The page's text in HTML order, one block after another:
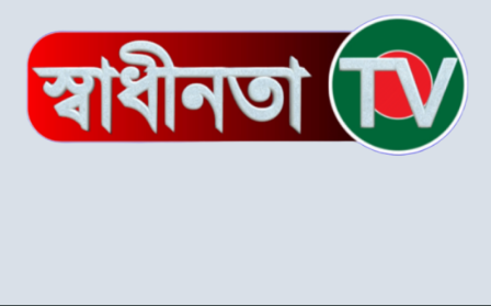
ইউনিয়নে বিএনপি’র বিশাল
“গলাচিপায় বিএনপির জনসভা:
‘কাউকে বর্গা দেওয়ার জন্য